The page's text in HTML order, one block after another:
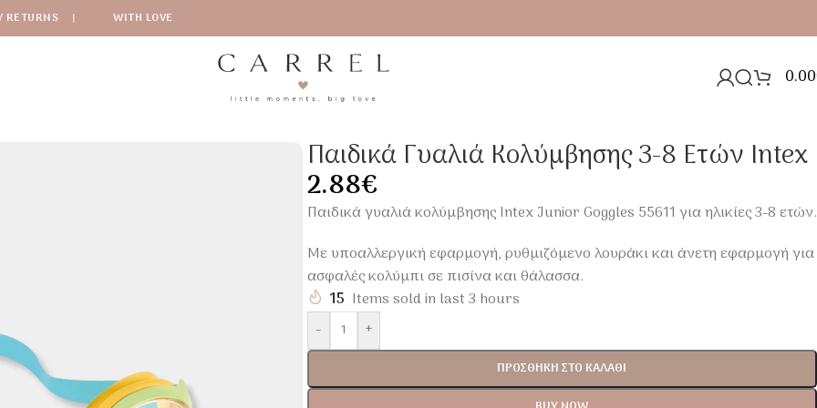
RETURNS | WITH LOVE
0.00
Παιδικά Γυαλιά Κολύμβησης 3-8 Ετών Intex
2.88€
Παιδικά γυαλιά κολύμβησης Intex Junior Goggles 55611 για ηλικίες 3-8 ετών.
Με υποαλλεργική εφαρμογή, ρυθμιζόμενο λουράκι και άνετη εφαρμογή για
ασφαλές κολύμπι σε πισίνα και θάλασσα.
15 Items sold in last 3 hours
-
+
ΠΡΟΣΘΉΚΗ ΣΤΟ ΚΑΛΆΘΙ